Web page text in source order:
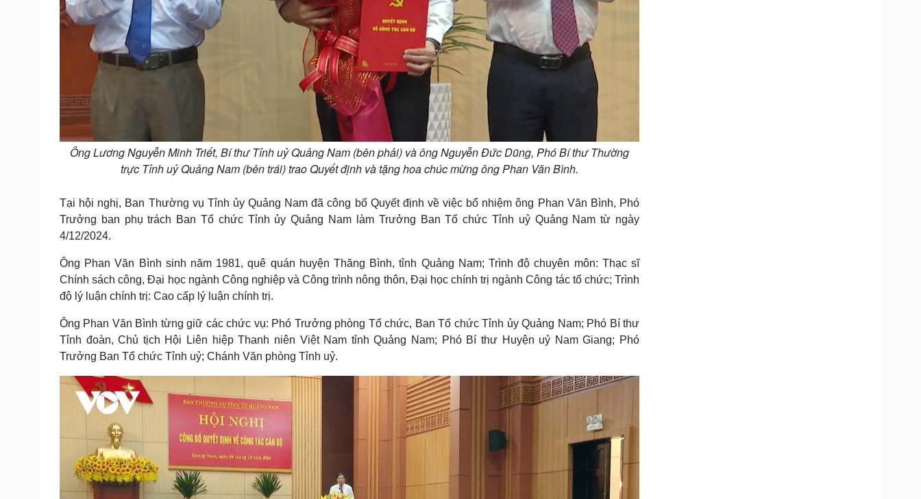
Ông Lương Nguyễn Minh Triết, Bí thư Tỉnh uỷ Quảng Nam (bên phải) và ông Nguyễn Đức Dũng, Phó Bí thư Thường
trực Tỉnh uỷ Quảng Nam (bên trái) trao Quyết định và tặng hoa chúc mừng ông Phan Văn Bình.
Tại hội nghị, Ban Thường vụ Tỉnh ủy Quảng Nam đã công bố Quyết định về việc bổ nhiệm ông Phan Văn Bình, Phó
Trưởng ban phụ trách Ban Tổ chức Tỉnh ủy Quảng Nam làm Trưởng Ban Tổ chức Tỉnh uỷ Quảng Nam từ ngày
4/12/2024.
Ông Phan Văn Bình sinh năm 1981, quê quán huyện Thăng Bình, tỉnh Quảng Nam; Trình độ chuyên môn: Thạc sĩ
Chính sách công, Đại học ngành Công nghiệp và Công trình nông thôn, Đại học chính trị ngành Công tác tổ chức; Trình
độ lý luận chính trị: Cao cấp lý luận chính trị.
Ông Phan Văn Bình từng giữ các chức vụ: Phó Trưởng phòng Tổ chức, Ban Tổ chức Tỉnh ủy Quảng Nam; Phó Bí thư
Tỉnh đoàn, Chủ tịch Hội Liên hiệp Thanh niên Việt Nam tỉnh Quảng Nam; Phó Bí thư Huyện uỷ Nam Giang; Phó
Trưởng Ban Tổ chức Tỉnh uỷ; Chánh Văn phòng Tỉnh uỷ.